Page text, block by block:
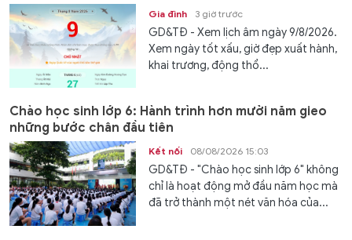
Gia đình 3 giờ trước
GD&TĐ - Xem lịch âm ngày 9/8/2026.
Xem ngày tốt xấu, giờ đẹp xuất hành,
khai trương, động thổ...
Chào học sinh lớp 6: Hành trình hơn mười năm gieo
những bước chân đầu tiên
Kết nối 08/08/2026 15:03
GD&TĐ - "Chào học sinh lớp 6" không
chỉ là hoạt động mở đầu năm học mà
đã trở thành một nét văn hóa của...